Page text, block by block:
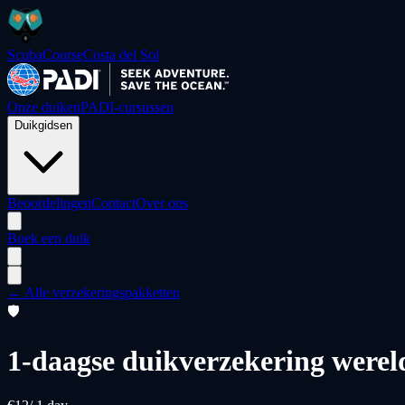
ScubaCourseCosta del Sol
Onze duikenPADI-cursussen
Duikgidsen
BeoordelingenContactOver ons
Boek een duik
← Alle verzekeringspakketten
🛡️
1-daagse duikverzekering